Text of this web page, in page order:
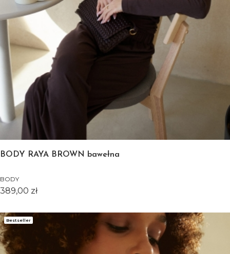
BODY RAYA BROWN bawełna
BODY
Cena
389,00 zł
Bestseller